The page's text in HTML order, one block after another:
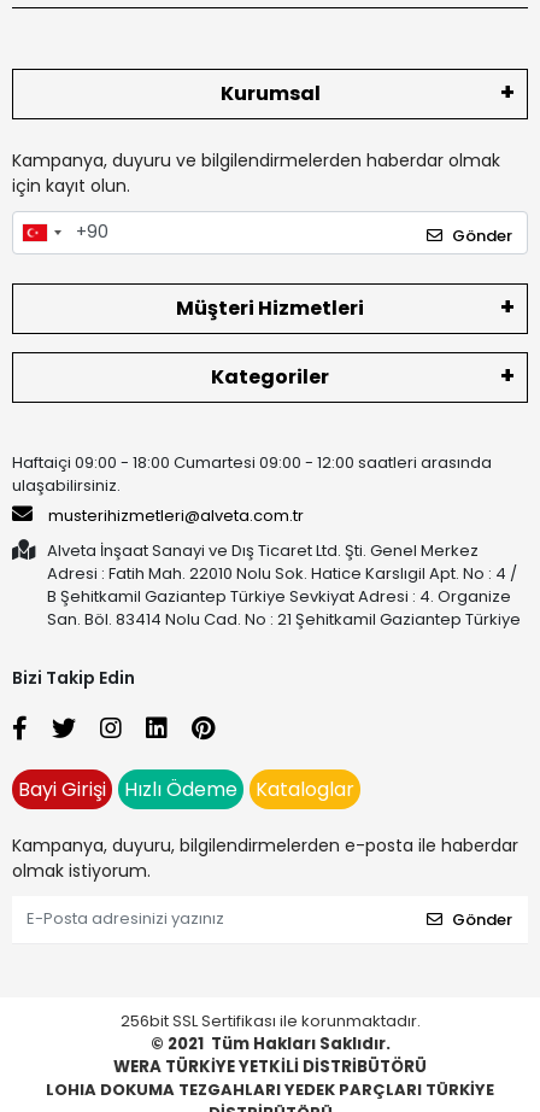
Kurumsal
Kampanya, duyuru ve bilgilendirmelerden haberdar olmak
için kayıt olun.
Gönder
Müşteri Hizmetleri
Kategoriler
Haftaiçi 09:00 - 18:00 Cumartesi 09:00 - 12:00 saatleri arasında
ulaşabilirsiniz.
musterihizmetleri@alveta.com.tr
Alveta İnşaat Sanayi ve Dış Ticaret Ltd. Şti. Genel Merkez
Adresi : Fatih Mah. 22010 Nolu Sok. Hatice Karslıgil Apt. No : 4 /
B Şehitkamil Gaziantep Türkiye Sevkiyat Adresi : 4. Organize
San. Böl. 83414 Nolu Cad. No : 21 Şehitkamil Gaziantep Türkiye
Bizi Takip Edin
Bayi Girişi Hızlı Ödeme Kataloglar
Kampanya, duyuru, bilgilendirmelerden e-posta ile haberdar
olmak istiyorum.
Gönder
256bit SSL Sertifikası ile korunmaktadır.
© 2021 Tüm Hakları Saklıdır.
WERA TÜRKİYE YETKİLİ DİSTRİBÜTÖRÜ
LOHIA DOKUMA TEZGAHLARI YEDEK PARÇLARI TÜRKİYE